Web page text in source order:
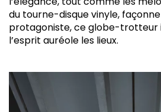
du tourne-disque vinyle,
protagoniste, ce globe-trotteur
l’esprit auréole les lieux.